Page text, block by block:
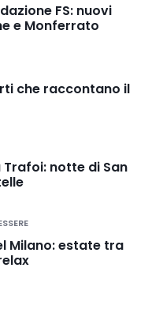
FS: nuovi
e Monferrato
che raccontano il
Trafoi: notte di San
Milano: estate tra